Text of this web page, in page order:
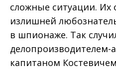
сложные ситуации. Их
излишней
в шпионаже. Так
делопроизводителем-
капитаном